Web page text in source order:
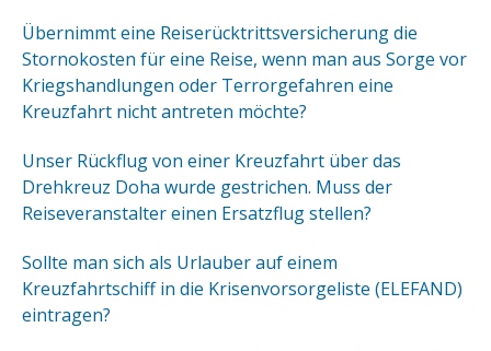
Übernimmt eine Reiserücktrittsversicherung die
Stornokosten für eine Reise, wenn man aus Sorge vor
Kriegshandlungen oder Terrorgefahren eine
Kreuzfahrt nicht antreten möchte?
Unser Rückflug von einer Kreuzfahrt über das
Drehkreuz Doha wurde gestrichen. Muss der
Reiseveranstalter einen Ersatzflug stellen?
Sollte man sich als Urlauber auf einem
Kreuzfahrtschiff in die Krisenvorsorgeliste (ELEFAND)
eintragen?